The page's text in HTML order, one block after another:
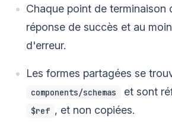
Chaque point de terminaison
réponse de succès et au
d'erreur.
Les formes partagées se
components/schemas et sont
$ref , et non copiées.